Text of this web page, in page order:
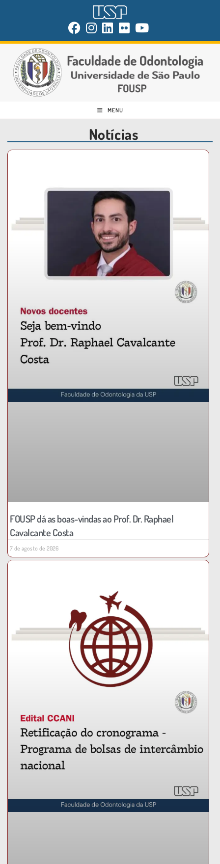
MENU
Notícias
FOUSP dá as boas-vindas ao Prof. Dr. Raphael
Cavalcante Costa
7 de agosto de 2026